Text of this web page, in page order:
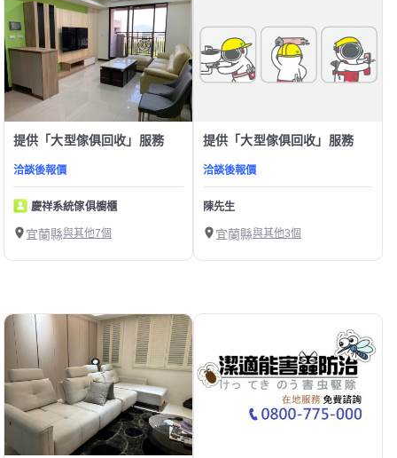
提供「大型傢俱回收」服務
洽談後報價
慶祥系統傢俱櫥櫃
宜蘭縣與其他7個
提供「大型傢俱回收」服務
洽談後報價
陳先生
宜蘭縣與其他3個